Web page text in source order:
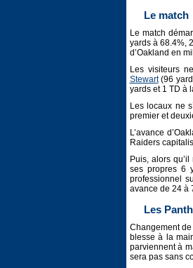
Le match
Le match
yards à 68.4%,
d’Oakland en
Les visiteurs
Stewart(96
yards et 1 TD à
Les locaux ne
premier et
L’avance
Raiders
Puis, alors
ses propres 6
professionnel
avance de 24 à
Les
Changement
blesse à la
parviennent à
sera pas sans